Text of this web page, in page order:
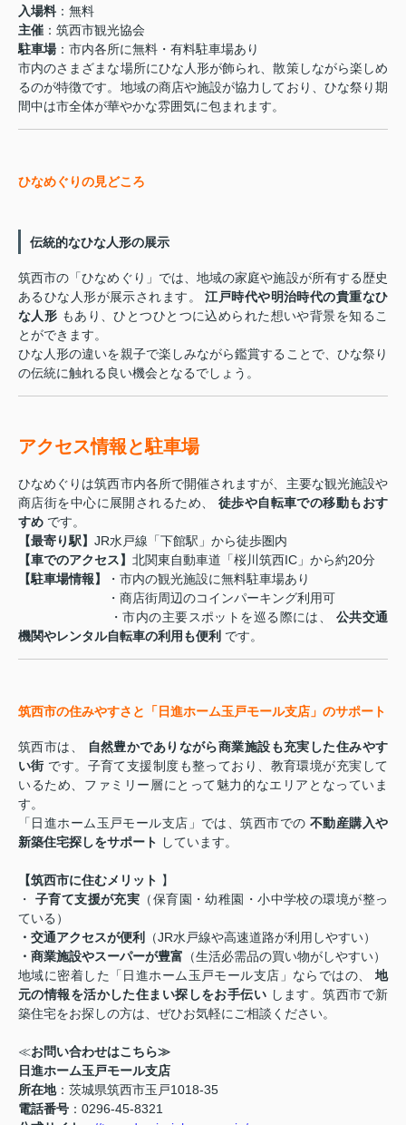
入場料：無料
主催 ：筑西市観光協会
駐車場：市内各所に無料・有料駐車場あり
市内のさまざまな場所にひな人形が飾られ、散策しながら楽しめ
るのが特徴です。地域の商店や施設が協力しており、ひな祭り期
間中は市全体が華やかな雰囲気に包まれます。
ひなめぐりの見どころ
伝統的なひな人形の展示
筑西市の「ひなめぐり」では、地域の家庭や施設が所有する歴史
あるひな人形が展示されます。江戸時代や明治時代の貴重なひ
な人形 もあり、ひとつひとつに込められた想いや背景を知るこ
とができます。
ひな人形の違いを親子で楽しみながら鑑賞することで、ひな祭り
の伝統に触れる良い機会となるでしょう。
アクセス情報と駐車場
ひなめぐりは筑西市内各所で開催されますが、主要な観光施設や
商店街を中心に展開されるため、 徒歩や自転車での移動もおす
すめ です。
【最寄り駅】 JR水戸線「下館駅」から徒歩圏内
【車でのアクセス】 北関東自動車道「桜川筑西IC」から約20分
【駐車場情報】
・市内の観光施設に無料駐車場あり
・商店街周辺のコインパーキング利用可
・市内の主要スポットを巡る際には、 公共交通
機関やレンタル自転車の利用も便利 です。
筑西市の住みやすさと「日進ホーム玉戸モール支店」のサポート
筑西市は、
自然豊かでありながら商業施設も充実した住みやす
い街です。子育て支援制度も整っており、教育環境が充実して
いるため、ファミリー層にとって魅力的なエリアとなっていま
す。
「日進ホーム玉戸モール支店」では、筑西市での 不動産購入や
新築住宅探しをサポート しています。
【筑西市に住むメリット 】
・ 子育て支援が充実 （保育園・幼稚園・小中学校の環境が整っ
ている）
・交通アクセスが便利
（JR水戸線や高速道路が利用しやすい）
・商業施設やスーパーが豊富 （生活必需品の買い物がしやすい）
地域に密着した「日進ホーム玉戸モール支店」ならではの、 地
元の情報を活かした住まい探しをお手伝い します。筑西市で新
築住宅をお探しの方は、ぜひお気軽にご相談ください。
≪お問い合わせはこちら≫
日進ホーム玉戸モール支店
所在地：茨城県筑西市玉戸1018-35
電話番号 ：0296-45-8321